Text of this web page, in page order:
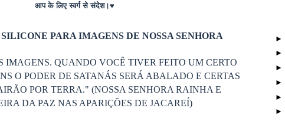
आप के लिए स्वर्ग से संदेश।♥
PARA IMAGENS DE NOSSA SENHORA
IMAGENS. QUANDO VOCÊ TIVER FEITO UM CERTO
O PODER DE SATANÁS SERÁ ABALADO E CERTAS
POR TERRA." (NOSSA SENHORA RAINHA E
DA PAZ NAS APARIÇÕES DE JACAREÍ)
►
►
►
►
►
►